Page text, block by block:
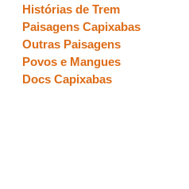
Histórias de Trem
Paisagens Capixabas
Outras Paisagens
Povos e Mangues
Docs Capixabas